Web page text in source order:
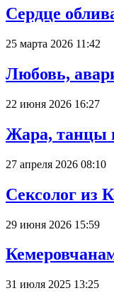
Сердце
25 марта 2026 11:42
Любовь,
22 июня 2026 16:27
Жара, танцы
27 апреля 2026 08:10
Сексолог из
29 июня 2026 15:59
31 июля 2025 13:25